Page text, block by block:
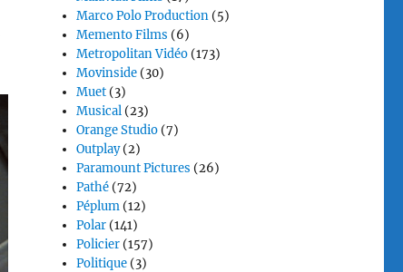
Marco Polo Production (5)
Memento Films (6)
Metropolitan Vidéo (173)
Movinside (30)
Muet (3)
Musical (23)
Orange Studio (7)
Outplay(2)
Paramount Pictures (26)
Pathé (72)
Péplum (12)
Polar (141)
Policier (157)
Politique (3)